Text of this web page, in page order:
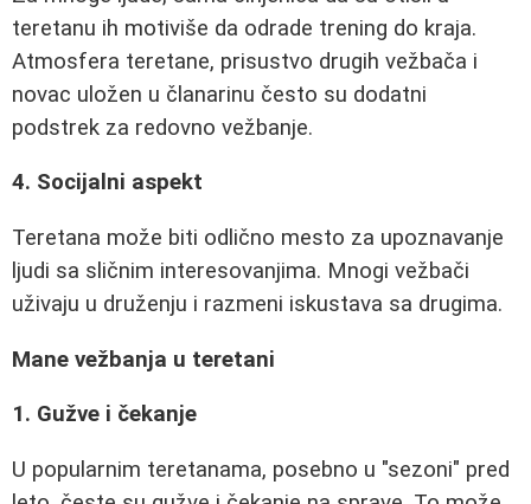
teretanu ih motiviše da odrade trening do kraja.
Atmosfera teretane, prisustvo drugih vežbača i
novac uložen u članarinu često su dodatni
podstrek za redovno vežbanje.
4. Socijalni aspekt
Teretana može biti odlično mesto za upoznavanje
ljudi sa sličnim interesovanjima. Mnogi vežbači
uživaju u druženju i razmeni iskustava sa drugima.
Mane vežbanja u teretani
1. Gužve i čekanje
U popularnim teretanama, posebno u "sezoni" pred